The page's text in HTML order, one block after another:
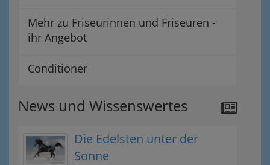
Mehr zu Friseurinnen und Friseuren -
ihr Angebot
Conditioner
News und Wissenswertes
Die Edelsten unter der
Sonne